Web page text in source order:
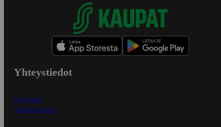
Yhteystiedot
Myymälät
Asiakaspalvelu